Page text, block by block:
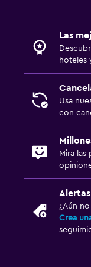
Las
hoteles
Usa
con
Mira las
Alertas
¿Aún
Crea